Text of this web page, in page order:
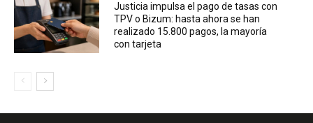
Justicia impulsa el pago de tasas con
TPV o Bizum: hasta ahora se han
realizado 15.800 pagos, la mayoría
con tarjeta